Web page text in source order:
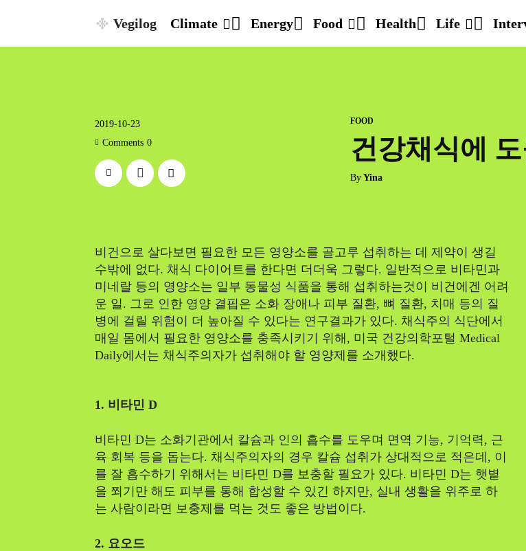
Vegilog Climate Energy Food Health Life
2019-10-23
Comments 0
FOOD
건강채식에
By Yina
비건으로 살다보면 필요한 모든 영양소를 골고루 섭취하는 데 제약이 생길
수밖에 없다. 채식 다이어트를 한다면 더더욱 그렇다. 일반적으로 비타민과
미네랄 등의 영양소는 일부 동물성 식품을 통해 섭취하는것이 비건에겐 어려
운 일. 그로 인한 영양 결핍은 소화 장애나 피부 질환, 뼈 질환, 치매 등의 질
병에 걸릴 위험이 더 높아질 수 있다는 연구결과가 있다. 채식주의 식단에서
매일 몸에서 필요한 영양소를 충족시키기 위해, 미국 건강의학포털 Medical
Daily에서는 채식주의자가 섭취해야 할 영양제를 소개했다.
1. 비타민 D
비타민 D는 소화기관에서 칼슘과 인의 흡수를 도우며 면역 기능, 기억력, 근
육 회복 등을 돕는다. 채식주의자의 경우 칼슘 섭취가 상대적으로 적은데, 이
를 잘 흡수하기 위해서는 비타민 D를 보충할 필요가 있다. 비타민 D는 햇볕
을 쬐기만 해도 피부를 통해 합성할 수 있긴 하지만, 실내 생활을 위주로 하
는 사람이라면 보충제를 먹는 것도 좋은 방법이다.
2. 요오드